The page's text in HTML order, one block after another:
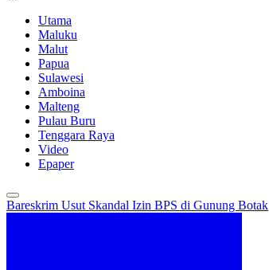
Utama
Maluku
Malut
Papua
Sulawesi
Amboina
Malteng
Pulau Buru
Tenggara Raya
Video
Epaper
Bareskrim Usut Skandal Izin BPS di Gunung Botak